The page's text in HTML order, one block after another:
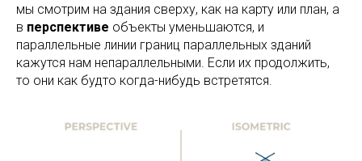
мы смотрим на здания сверху, как на карту или план, а
в перспективе объекты уменьшаются, и
параллельные линии границ параллельных зданий
кажутся нам непараллельными. Если их продолжить,
то они как будто когда-нибудь встретятся.